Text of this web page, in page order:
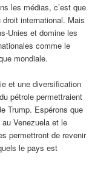
les médias, c’est que
international. Mais
Unies et domine les
comme le
mondiale.
et une diversification
pétrole permettraient
Trump. Espérons que
Venezuela et le
permettront de revenir
le pays est